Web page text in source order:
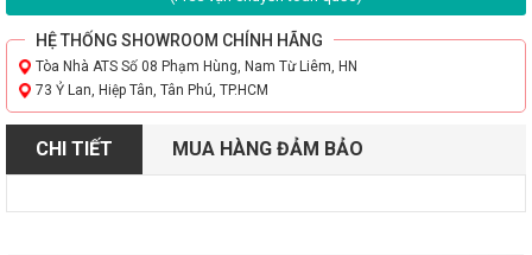
HỆ THỐNG SHOWROOM CHÍNH HÃNG
Tòa Nhà ATS Số 08 Phạm Hùng, Nam Từ Liêm, HN
73 Ỷ Lan, Hiệp Tân, Tân Phú, TP.HCM
CHI TIẾT MUA HÀNG ĐẢM BẢO